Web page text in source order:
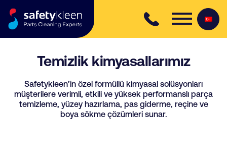
Temizlik kimyasallarımız
Safetykleen’in özel formüllü kimyasal solüsyonları
müşterilere verimli, etkili ve yüksek performanslı parça
temizleme, yüzey hazırlama, pas giderme, reçine ve
boya sökme çözümleri sunar.